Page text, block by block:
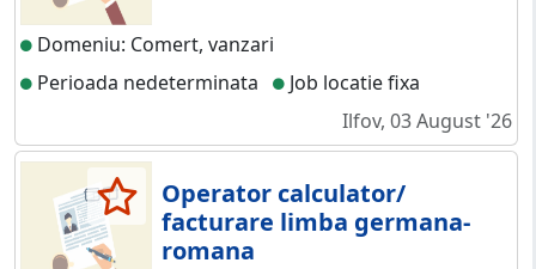
Domeniu: Comert, vanzari
Perioada nedeterminata
Job locatie fixa
Ilfov, 03 August '26
Operator calculator/
facturare limba germana-
romana